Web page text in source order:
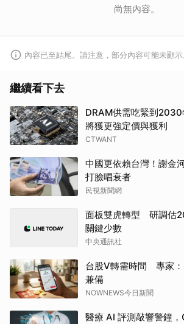
尚無內容。
內容已至結尾。請注意，部分內容可能未顯示
繼續看下去
DRAM供需吃緊到
將獲更強定價與獲利
CTWANT
中國更依賴台灣！謝金
打臉唱衰者
民視新聞網
面板雙虎轉型 研調估
關鍵少數
中央通訊社
台股V轉需時間 專家：
兼備
NOWNEWS今日新聞
醫療 AI 評測敲響警鐘，